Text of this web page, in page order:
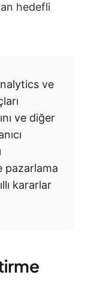
hedefli
ve
ve diğer
pazarlama
kararlar